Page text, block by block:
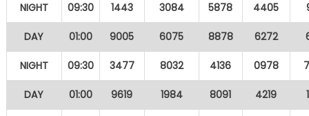
NIGHT 09:30 1443 3084 5878 4405
DAY 01:00 9005 6075 8878 6272
NIGHT 09:30 3477 8032 4136 0978
DAY 01:00 9619 1984 8091 4219